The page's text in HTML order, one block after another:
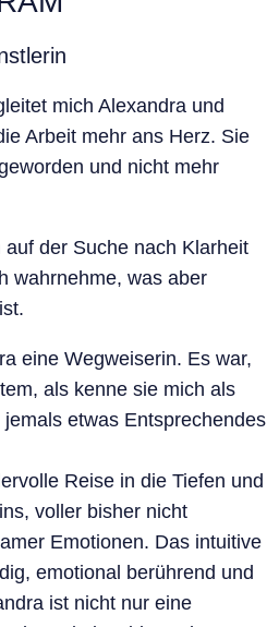
mich Alexandra und
Arbeit mehr ans Herz. Sie
und nicht mehr
der Suche nach Klarheit
wahrnehme, was aber
eine Wegweiserin. Es war,
als kenne sie mich als
etwas Entsprechendes
Reise in die Tiefen und
voller bisher nicht
Emotionen. Das intuitive
emotional berührend und
ist nicht nur eine